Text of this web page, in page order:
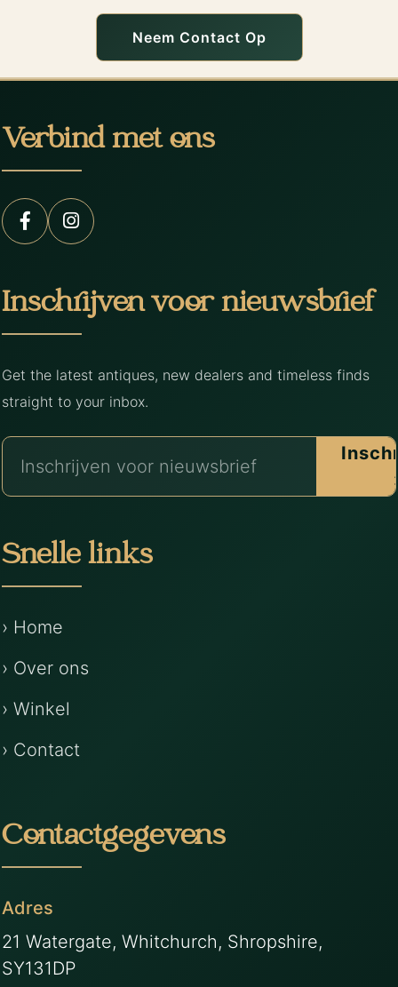
Neem Contact Op
Verbind met ons
Inschrijven voor nieuwsbrief
Get the latest antiques, new dealers and timeless finds
straight to your inbox.
Snelle links
› Home
› Over ons
› Winkel
› Contact
Contactgegevens
Adres
21 Watergate, Whitchurch, Shropshire,
SY131DP